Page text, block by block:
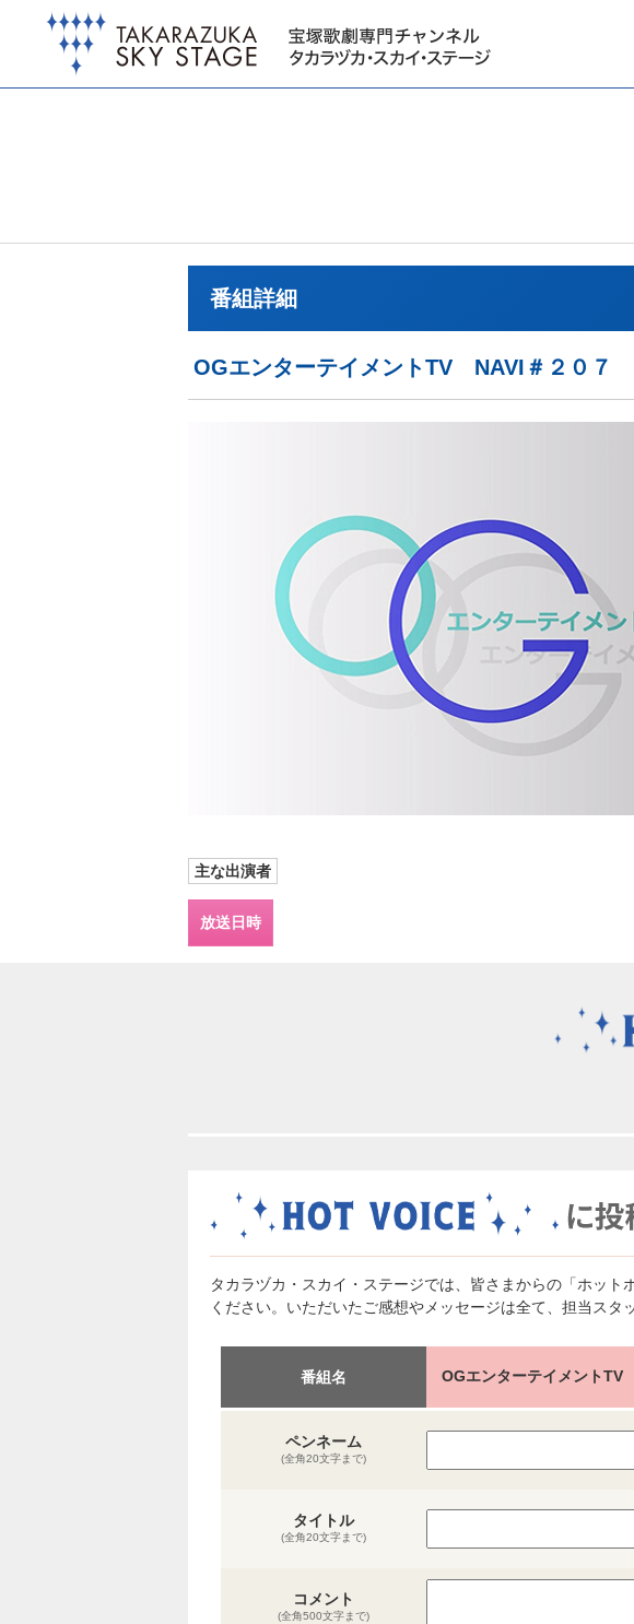
番組詳細
OGエンターテイメントTV NAVI＃２０７
主な出演者
放送日時
タカラヅカ・スカイ・ステージでは、皆さまからの「ホッ
ください。いただいたご感想やメッセージは全て、担当スタ
番組名 OGエンターテイメントTV
ペンネーム
(全角20文字まで)
タイトル
(全角20文字まで)
コメント
(全角500文字まで)